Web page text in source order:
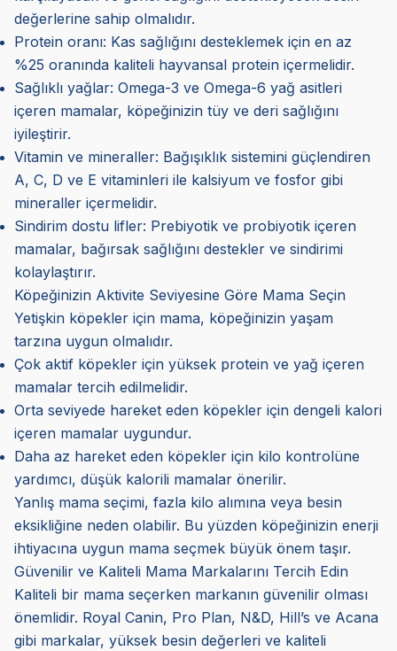
değerlerine sahip olmalıdır.
Protein oranı: Kas sağlığını desteklemek için en az
%25 oranında kaliteli hayvansal protein içermelidir.
Sağlıklı yağlar: Omega-3 ve Omega-6 yağ asitleri
içeren mamalar, köpeğinizin tüy ve deri sağlığını
iyileştirir.
Vitamin ve mineraller: Bağışıklık sistemini güçlendiren
A, C, D ve E vitaminleri ile kalsiyum ve fosfor gibi
mineraller içermelidir.
Sindirim dostu lifler: Prebiyotik ve probiyotik içeren
mamalar, bağırsak sağlığını destekler ve sindirimi
kolaylaştırır.
Köpeğinizin Aktivite Seviyesine Göre Mama Seçin
Yetişkin köpekler için mama, köpeğinizin yaşam
tarzına uygun olmalıdır.
Çok aktif köpekler için yüksek protein ve yağ içeren
mamalar tercih edilmelidir.
Orta seviyede hareket eden köpekler için dengeli kalori
içeren mamalar uygundur.
Daha az hareket eden köpekler için kilo kontrolüne
yardımcı, düşük kalorili mamalar önerilir.
Yanlış mama seçimi, fazla kilo alımına veya besin
eksikliğine neden olabilir. Bu yüzden köpeğinizin enerji
ihtiyacına uygun mama seçmek büyük önem taşır.
Güvenilir ve Kaliteli Mama Markalarını Tercih Edin
Kaliteli bir mama seçerken markanın güvenilir olması
önemlidir. Royal Canin, Pro Plan, N&D, Hill’s ve Acana
gibi markalar, yüksek besin değerleri ve kaliteli